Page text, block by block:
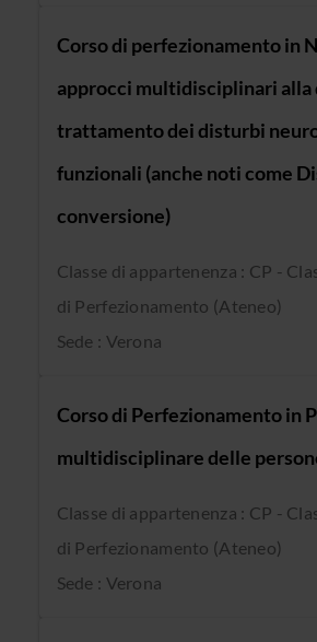
Corso di perfezionamento in
approcci multidisciplinari alla
trattamento dei disturbi
funzionali (anche noti come
conversione)
Classe di appartenenza : CP -
di Perfezionamento (Ateneo)
Sede : Verona
Corso di Perfezionamento in
multidisciplinare delle
Classe di appartenenza : CP -
di Perfezionamento (Ateneo)
Sede : Verona